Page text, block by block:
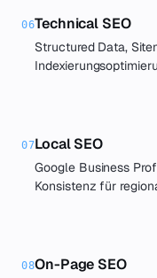
06Technical SEO
Structured Data,
07Local SEO
Google Business
Konsistenz für
08On-Page SEO